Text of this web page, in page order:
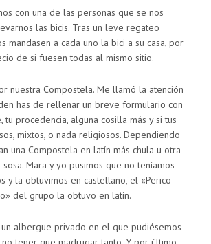
con una de las personas que se nos
las bicis. Tras un leve regateo
mandasen a cada uno la bici a su casa, por
de si fuesen todas al mismo sitio.
nuestra Compostela. Me llamó la atención
has de rellenar un breve formulario con
procedencia, alguna cosilla más y si tus
mixtos, o nada religiosos. Dependiendo
una Compostela en latín más chula u otra
Mara y yo pusimos que no teníamos
y la obtuvimos en castellano, el «Perico
del grupo la obtuvo en latín.
un albergue privado en el que pudiésemos